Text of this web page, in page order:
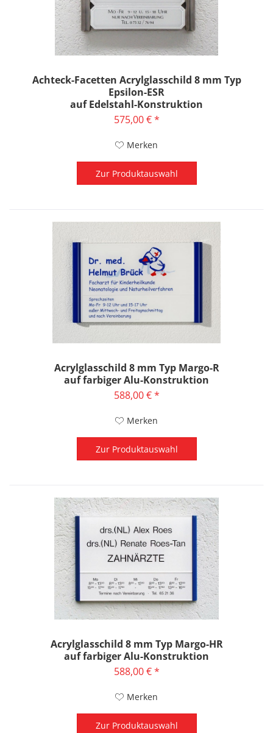
Achteck-Facetten Acrylglasschild 8 mm Typ
Epsilon-ESR
auf Edelstahl-Konstruktion
575,00 € *
Merken
Zur Produktauswahl
Acrylglasschild 8 mm Typ Margo-R
auf farbiger Alu-Konstruktion
588,00 € *
Merken
Zur Produktauswahl
Acrylglasschild 8 mm Typ Margo-HR
auf farbiger Alu-Konstruktion
588,00 € *
Merken
Zur Produktauswahl